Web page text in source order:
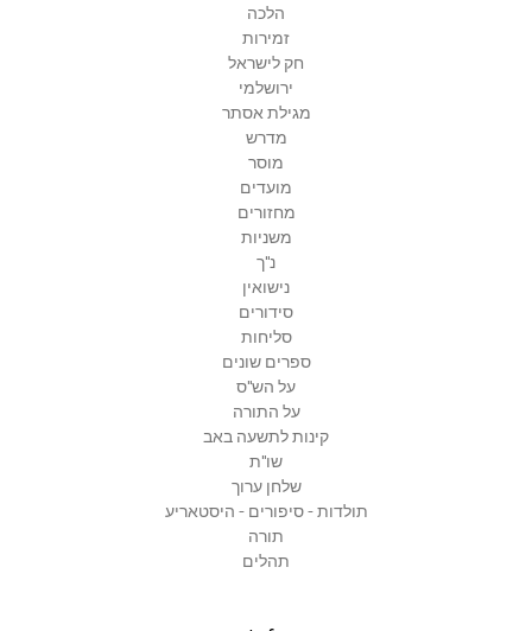
הלכה
זמירות
חק לישראל
ירושלמי
מגילת אסתר
מדרש
מוסר
מועדים
מחזורים
משניות
נ"ך
נישואין
סידורים
סליחות
ספרים שונים
על הש"ס
על התורה
קינות לתשעה באב
שו"ת
שלחן ערוך
תולדות - סיפורים - היסטאריע
תורה
תהלים